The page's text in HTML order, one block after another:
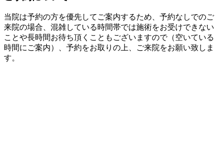
当院は予約の方を優先してご案内するため、予約なしでのご
来院の場合、混雑している時間帯では施術をお受けできない
ことや長時間お待ち頂くこともございますので（空いている
時間にご案内）、予約をお取りの上、ご来院をお願い致しま
す。